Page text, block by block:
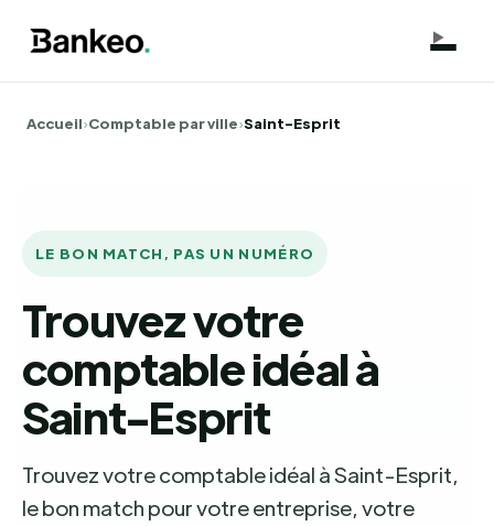
Accueil›Comptable par ville›Saint-Esprit
LE BON MATCH, PAS UN NUMÉRO
Trouvez votre
comptable idéal à
Saint-Esprit
Trouvez votre comptable idéal à Saint-Esprit,
le bon match pour votre entreprise, votre